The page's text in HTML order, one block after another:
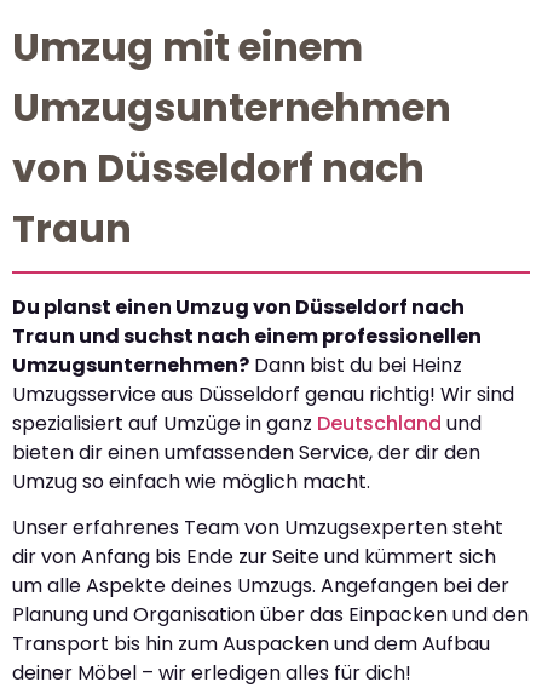
Umzug mit einem
Umzugsunternehmen
von Düsseldorf nach
Traun
Du planst einen Umzug von Düsseldorf nach
Traun und suchst nach einem professionellen
Umzugsunternehmen? Dann bist du bei Heinz
Umzugsservice aus Düsseldorf genau richtig! Wir sind
spezialisiert auf Umzüge in ganz Deutschland und
bieten dir einen umfassenden Service, der dir den
Umzug so einfach wie möglich macht.
Unser erfahrenes Team von Umzugsexperten steht
dir von Anfang bis Ende zur Seite und kümmert sich
um alle Aspekte deines Umzugs. Angefangen bei der
Planung und Organisation über das Einpacken und den
Transport bis hin zum Auspacken und dem Aufbau
deiner Möbel – wir erledigen alles für dich!